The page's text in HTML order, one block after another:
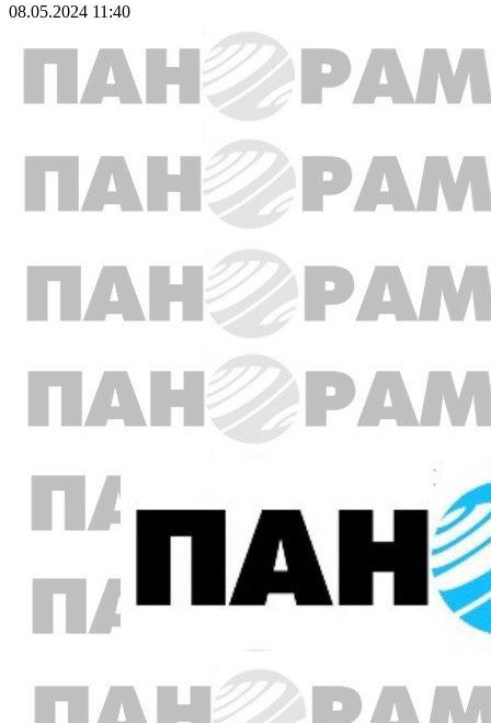
08.05.2024 11:40